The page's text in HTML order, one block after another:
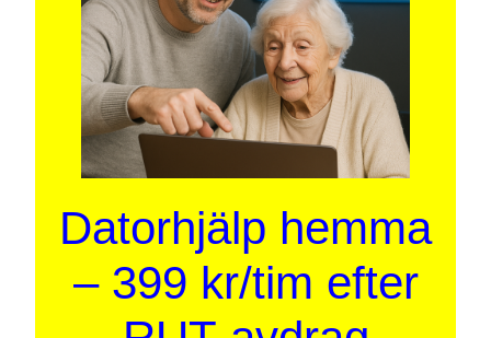
Datorhjälp hemma
– 399 kr/tim efter